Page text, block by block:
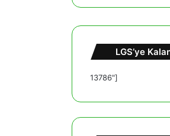
LGS’ye
13786"]